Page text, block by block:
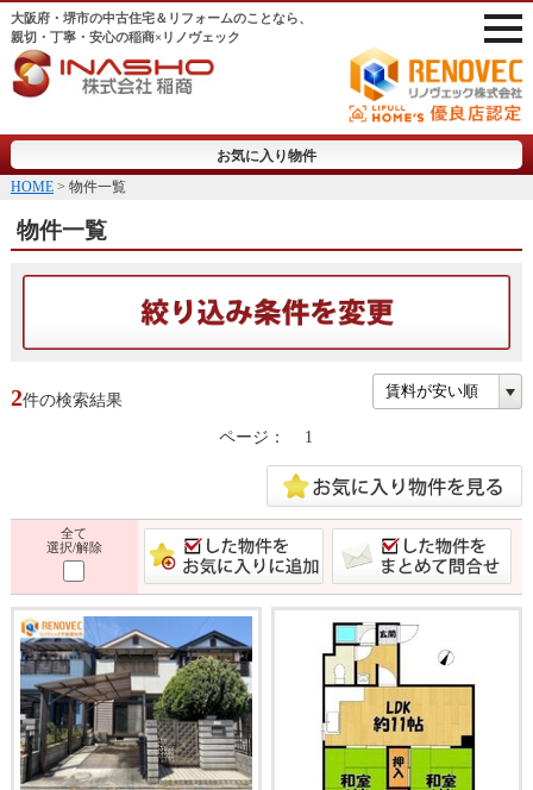
大阪府・堺市の中古住宅＆リフォームのことなら、
親切・丁寧・安心の稲商×リノヴェック
お気に入り物件
HOME> 物件一覧
物件一覧
2件の検索結果
ページ：
1
全て
選択/解除